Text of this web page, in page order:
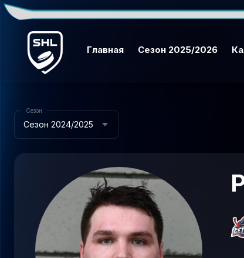
Главная Сезон 2025/2026
Сезон 2024/2025
Сезон